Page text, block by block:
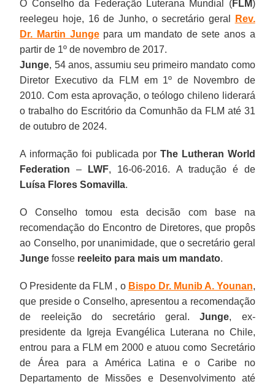
O Conselho da Federação Luterana Mundial (FLM)
reelegeu hoje, 16 de Junho, o secretário geral
Rev.
Dr. Martin Jungepara um mandato de sete anos a
partir de 1º de novembro de 2017.
Junge, 54 anos, assumiu seu primeiro mandato como
Diretor Executivo da FLM em 1º de Novembro de
2010. Com esta aprovação, o teólogo chileno liderará
o trabalho do Escritório da Comunhão da FLM até 31
de outubro de 2024.
A informação foi publicada por The Lutheran World
Federation – LWF, 16-06-2016. A tradução é de
Luísa Flores Somavilla.
O Conselho tomou esta decisão com base na
recomendação do Encontro de Diretores, que propôs
ao Conselho, por unanimidade, que o secretário geral
Junge fosse reeleito para mais um mandato.
O Presidente da FLM , o Bispo Dr. Munib A. Younan,
que preside o Conselho, apresentou a recomendação
de reeleição do secretário geral.Junge, ex-
presidente da Igreja Evangélica Luterana no Chile,
entrou para a FLM em 2000 e atuou como Secretário
de Área para a América Latina e o Caribe no
Departamento de Missões e Desenvolvimento até